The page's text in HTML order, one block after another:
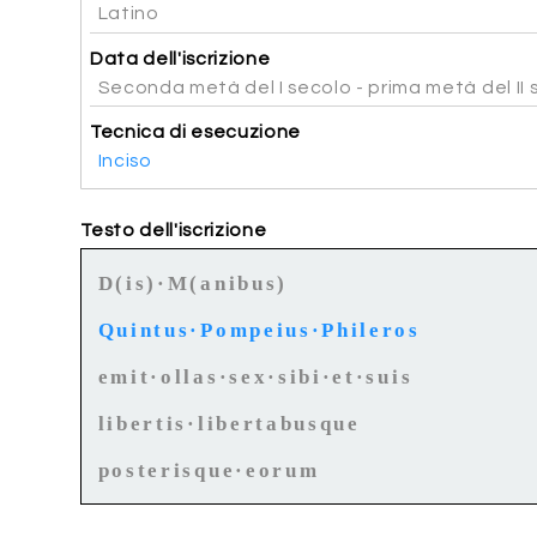
Latino
Data dell'iscrizione
Seconda metà del I secolo - prima metà del II
Tecnica di esecuzione
Inciso
Testo dell'iscrizione
D(is)·M(anibus)
Quintus·Pompeius·Phileros
emit·ollas·sex·sibi·et·suis
libertis·libertabusque
posterisque·eorum